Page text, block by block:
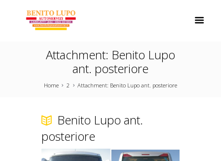
Attachment: Benito Lupo
ant. posteriore
Home 2 Attachment: Benito Lupo ant. posteriore
Benito Lupo ant.
posteriore